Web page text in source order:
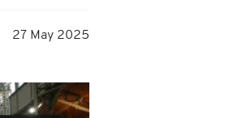
27 May 2025